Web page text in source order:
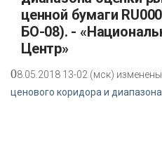
ценной бумаги
БО-08). -
Центр»
08.05.2018 13-02 (мск)
ценового коридора и